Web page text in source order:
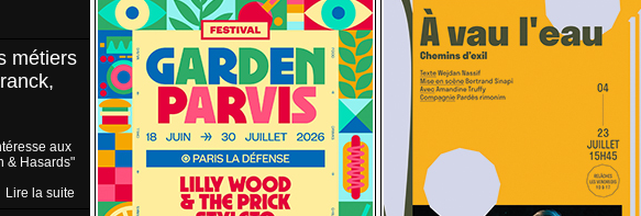
métiers
aux
& Hasards"
Lire la suite